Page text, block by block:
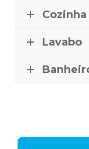
Cozinha
Lavabo